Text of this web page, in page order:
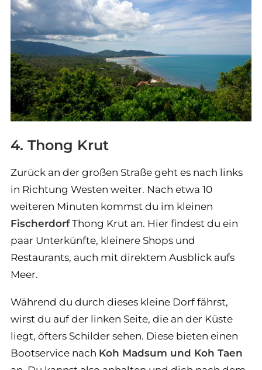
4. Thong Krut
Zurück an der großen Straße geht es nach links
in Richtung Westen weiter. Nach etwa 10
weiteren Minuten kommst du im kleinen
FischerdorfThong Krut an. Hier findest du ein
paar Unterkünfte, kleinere Shops und
Restaurants, auch mit direktem Ausblick aufs
Meer.
Während du durch dieses kleine Dorf fährst,
wirst du auf der linken Seite, die an der Küste
liegt, öfters Schilder sehen. Diese bieten einen
Bootservice nach Koh Madsum und Koh Taen